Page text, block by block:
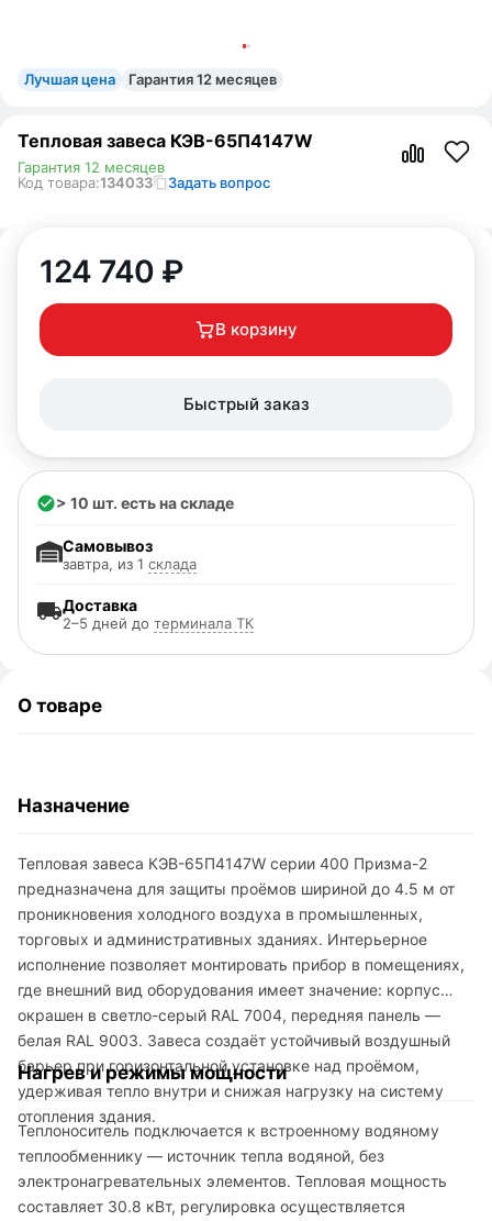
Лучшая цена Гарантия 12 месяцев
Тепловая завеса КЭВ-65П4147W
Код товара:134033 Задать вопрос
Гарантия 12 месяцев
124 740 ₽
В корзину
Быстрый заказ
> 10 шт. есть на складе
Доставка
2–5 дней до терминала ТК
Самовывоз
завтра, из 1 склада
О товаре
Назначение
Тепловая завеса КЭВ-65П4147W серии 400 Призма-2
предназначена для защиты проёмов шириной до 4.5 м от
проникновения холодного воздуха в промышленных,
торговых и административных зданиях. Интерьерное
исполнение позволяет монтировать прибор в помещениях,
где внешний вид оборудования имеет значение: корпус
окрашен в светло-серый RAL 7004, передняя панель —
белая RAL 9003. Завеса создаёт устойчивый воздушный
барьер при горизонтальной установке над проёмом,
удерживая тепло внутри и снижая нагрузку на систему
отопления здания.
Нагрев и режимы мощности
Теплоноситель подключается к встроенному водяному
теплообменнику — источник тепла водяной, без
электронагревательных элементов. Тепловая мощность
составляет 30.8 кВт, регулировка осуществляется